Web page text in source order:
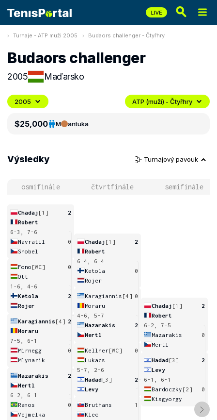
Turnaje - ATP muži 2005 Budaors challenger - Čtyřhry
Budaors challenger
2005 Maďarsko
2005 ATP (muži) - Čtyřhry
$25,000 M antuka
Výsledky Turnajový pavouk
osmifinále čtvrtfinále semifinále
Chadaj [1]
2
Robert
6-3, 7-6
Navratil
0
Snobel
Fono [WC]
0
Ott
1-6, 4-6
Ketola
2
Rojer
Karagiannis [4] 2
Moraru
7-5, 6-1
Mirnegg
0
Mlynarik
Mazarakis
2
Mertl
6-2, 6-1
Ramos
0
Vejmelka
Chadaj [1]
2
Robert
6-4, 6-4
Ketola
0
Rojer
Karagiannis [4] 0
Moraru
4-6, 5-7
Mazarakis
2
Mertl
Kellner[WC]
0
Lukacs
5-7, 2-6
Hadad[3]
2
Levy
Bruthans
1
Klec
Chadaj [1]
2
Robert
6-2, 7-5
Mazarakis
0
Mertl
Hadad[3]
2
Levy
6-1, 6-1
Bardoczky [2]
0
Kisgyorgy